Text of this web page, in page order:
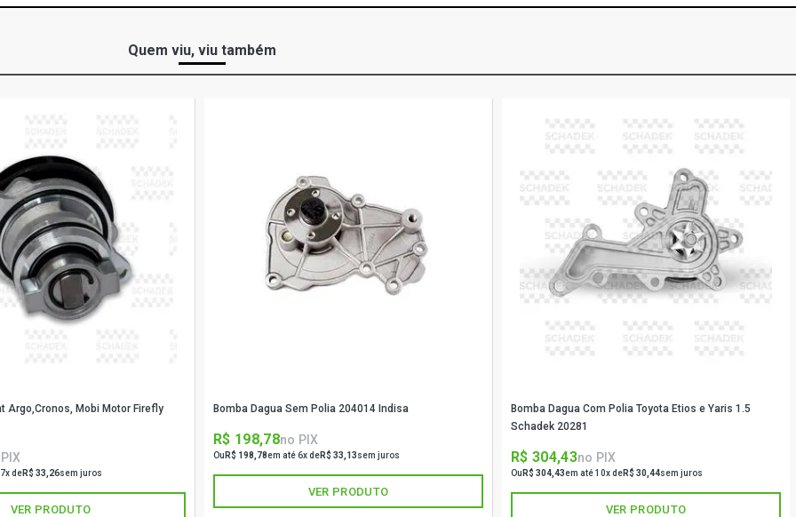
Quem viu, viu também
Argo,Cronos, Mobi Motor Firefly
deR$ 33,26sem juros
VER PRODUTO
Bomba Dagua Sem Polia 204014 Indisa
R$ 198,78no PIX
Ou R$ 198,78em até 6x deR$ 33,13sem juros
VER PRODUTO
Bomba Dagua Com Polia Toyota Etios e Yaris 1.5
Schadek 20281
R$ 304,43no PIX
Ou R$ 304,43em até 10x deR$ 30,44sem juros
VER PRODUTO